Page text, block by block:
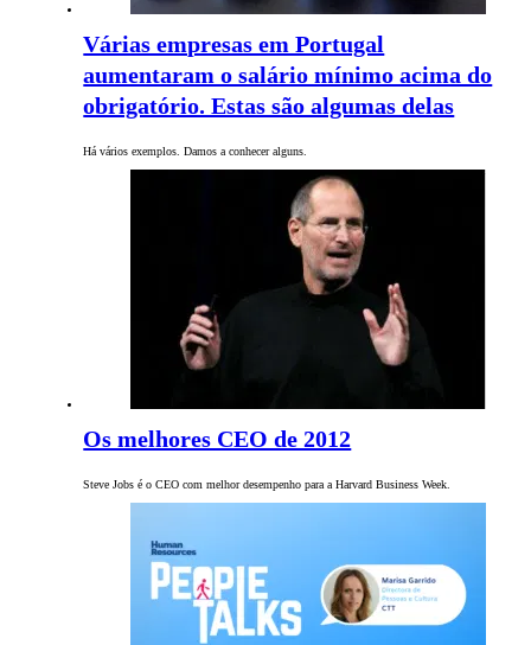
Várias empresas em Portugal
aumentaram o salário mínimo acima do
obrigatório. Estas são algumas delas
Há vários exemplos. Damos a conhecer alguns.
Os melhores CEO de 2012
Steve Jobs é o CEO com melhor desempenho para a Harvard Business Week.